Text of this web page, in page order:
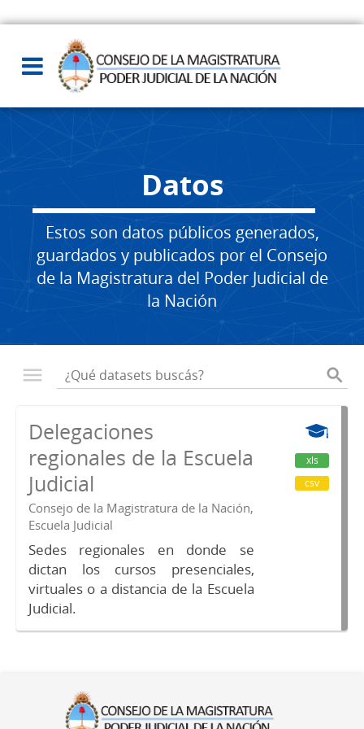
Datos
Estos son datos públicos generados,
guardados y publicados por el Consejo
de la Magistratura del Poder Judicial de
la Nación
Delegaciones
regionales de la Escuela
Judicial
Consejo de la Magistratura de la Nación,
Escuela Judicial
Sedes regionales en donde se
dictan los cursos presenciales,
virtuales o a distancia de la Escuela
Judicial.
xls
csv